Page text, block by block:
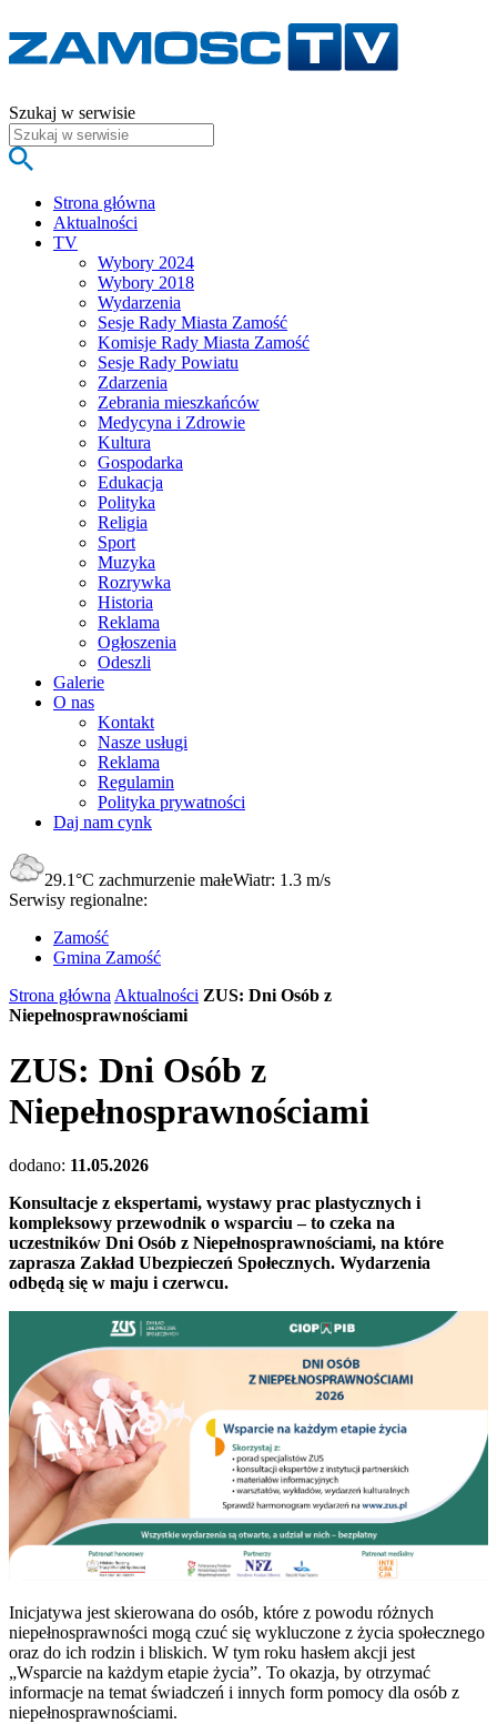
Szukaj w serwisie
Strona główna
Aktualności
TV
Wybory 2024
Wybory 2018
Wydarzenia
Sesje Rady Miasta Zamość
Komisje Rady Miasta Zamość
Sesje Rady Powiatu
Zdarzenia
Zebrania mieszkańców
Medycyna i Zdrowie
Kultura
Gospodarka
Edukacja
Polityka
Religia
Sport
Muzyka
Rozrywka
Historia
Reklama
Ogłoszenia
Odeszli
Galerie
O nas
Kontakt
Nasze usługi
Reklama
Regulamin
Polityka prywatności
Daj nam cynk
29.1°C zachmurzenie małeWiatr: 1.3 m/s
Serwisy regionalne:
Zamość
Gmina Zamość
Strona główna Aktualności ZUS: Dni Osób z
Niepełnosprawnościami
ZUS: Dni Osób z
Niepełnosprawnościami
dodano: 11.05.2026
Konsultacje z ekspertami, wystawy prac plastycznych i
kompleksowy przewodnik o wsparciu – to czeka na
uczestników Dni Osób z Niepełnosprawnościami, na które
zaprasza Zakład Ubezpieczeń Społecznych. Wydarzenia
odbędą się w maju i czerwcu.
Inicjatywa jest skierowana do osób, które z powodu różnych
niepełnosprawności mogą czuć się wykluczone z życia społecznego
oraz do ich rodzin i bliskich. W tym roku hasłem akcji jest
„Wsparcie na każdym etapie życia”. To okazja, by otrzymać
informacje na temat świadczeń i innych form pomocy dla osób z
niepełnosprawnościami.